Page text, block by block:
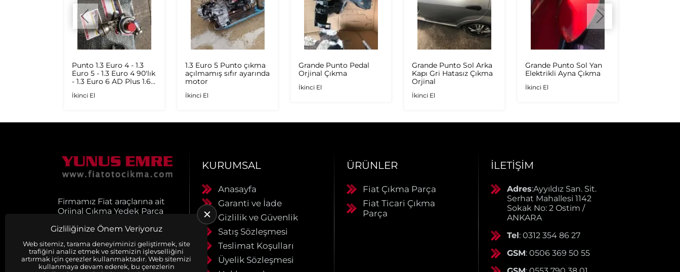
Punto 1.3 Euro 4 - 1.3
Euro 5 - 1.3 Euro 4 90'lık
- 1.3 Euro 6 AD Plus 1.6
Orijinal Turbo
İkinci El
1.3 Euro 5 Punto çıkma
açılmamış sıfır ayarında
motor
İkinci El
Grande Punto Pedal
Orjinal Çıkma
İkinci El
Grande Punto Sol Arka
Kapı Gri Hatasız Çıkma
Orjinal
İkinci El
Grande Punto Sol Yan
Elektrikli Ayna Çıkma
İkinci El
Firmamız Fiat araçlarına ait
Orjinal Çıkma Yedek Parça
Ürünlerimiz muhayyerdir.
Ürünlerimiz faturalı ve
evraklıdır. Siparişleriniz
anlaşmalı kargo firmaları ile
aynı gün kargoya verilir.
KURUMSAL
Anasayfa
Garanti ve İade
Gizlilik ve Güvenlik
Satış Sözleşmesi
Teslimat Koşulları
Üyelik Sözleşmesi
ÜRÜNLER
Fiat Çıkma Parça
Fiat Ticari Çıkma
Parça
İLETIŞIM
Adres:Ayyıldız San. Sit.
Serhat Mahallesi 1142
Sokak No: 2 Ostim /
ANKARA
Tel: 0312 354 86 27
GSM: 0506 369 50 55
Gizliliğinize Önem Veriyoruz
Web sitemiz, tarama deneyiminizi geliştirmek, site
trafiğini analiz etmek ve sitemizin işlevselliğini
artırmak için çerezler kullanmaktadır. Web sitemizi
kullanmaya devam ederek, bu çerezlerin